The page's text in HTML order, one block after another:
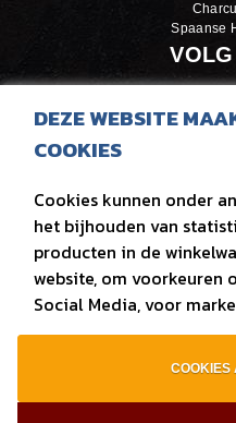
Spaanse
Over Van
Van der Zee
DEZE WEBSITE
COOKIES
Cookies kunnen onder
het bijhouden van
producten in de
website, om voorkeuren
Social Media, voor
COOKIES